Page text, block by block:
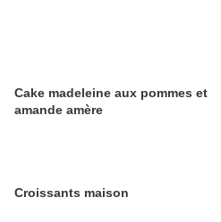
Cake madeleine aux pommes et
amande amère
Croissants maison